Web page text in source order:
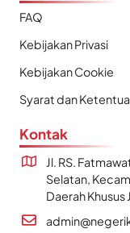
FAQ
Kebijakan Privasi
Kebijakan Cookie
Syarat dan
Kontak
Jl. RS.
Selatan,
Daerah Khusus